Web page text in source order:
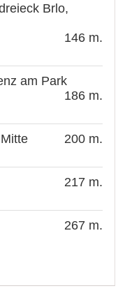
Brlo,
146 m.
am Park
186 m.
200 m.
217 m.
267 m.